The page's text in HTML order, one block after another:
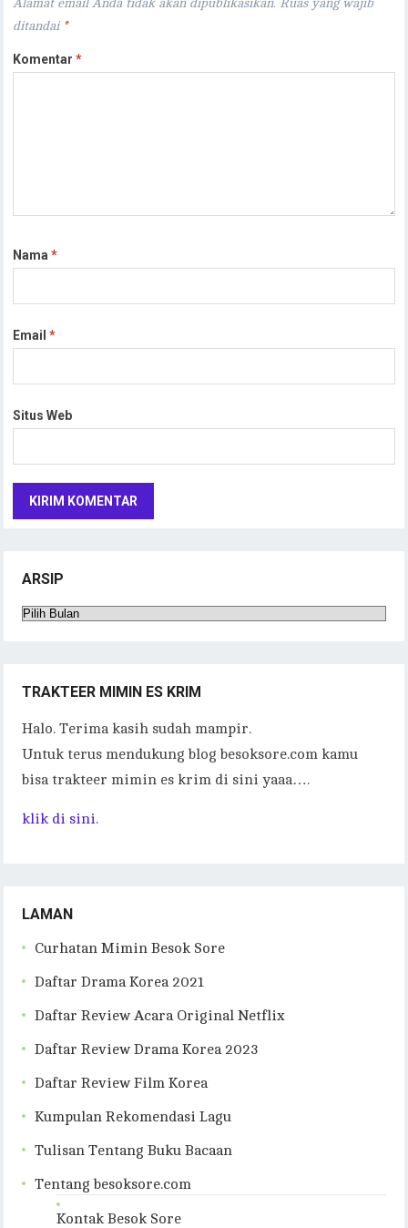
Alamat email Anda tidak akan dipublikasikan. Ruas yang wajib
ditandai *
Komentar*
Nama*
Email*
Situs Web
ARSIP
Arsip
TRAKTEER MIMIN ES KRIM
Halo. Terima kasih sudah mampir.
Untuk terus mendukung blog besoksore.com kamu
bisa trakteer mimin es krim di sini yaaa….
klik di sini.
LAMAN
Curhatan Mimin Besok Sore
Daftar Drama Korea 2021
Daftar Review Acara Original Netflix
Daftar Review Drama Korea 2023
Daftar Review Film Korea
Kumpulan Rekomendasi Lagu
Tulisan Tentang Buku Bacaan
Tentang besoksore.com
Kontak Besok Sore